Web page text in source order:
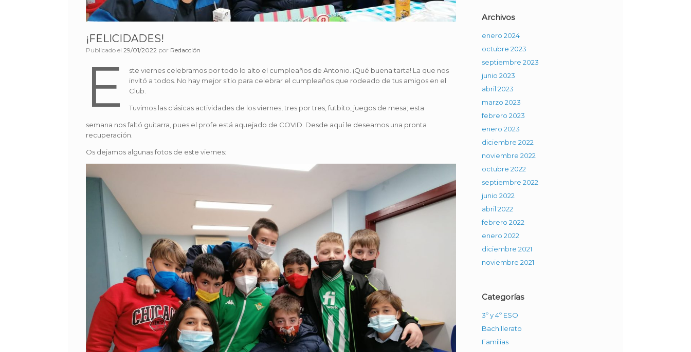
¡FELICIDADES!
Publicado el 29/01/2022 por Redacción
E
ste viernes celebramos por todo lo alto el cumpleaños de Antonio. ¡Qué buena tarta! La que nos
invitó a todos. No hay mejor sitio para celebrar el cumpleaños que rodeado de tus amigos en el
Club.
Tuvimos las clásicas actividades de los viernes, tres por tres, futbito, juegos de mesa; esta
semana nos faltó guitarra, pues el profe está aquejado de COVID. Desde aquí le deseamos una pronta
recuperación.
Os dejamos algunas fotos de este viernes:
Archivos
enero 2024
octubre 2023
septiembre 2023
junio 2023
abril 2023
marzo 2023
febrero 2023
enero 2023
diciembre 2022
noviembre 2022
octubre 2022
septiembre 2022
junio 2022
abril 2022
febrero 2022
enero 2022
diciembre 2021
noviembre 2021
Categorías
3º y 4º ESO
Bachillerato
Familias